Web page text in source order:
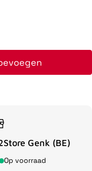
Genk (BE)
Op voorraad